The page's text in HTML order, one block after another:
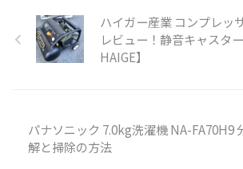
ハイガー産業 コンプレッ
レビュー！静音キャスタ
HAIGE】
パナソニック 7.0kg洗濯機 NA-FA70H9
解と掃除の方法